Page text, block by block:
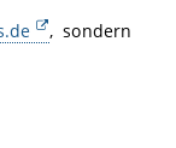
, sondern